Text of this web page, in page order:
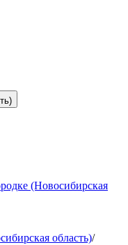
(Новосибирская
область)/